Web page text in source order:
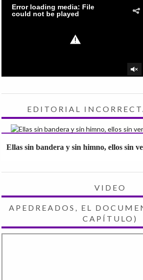
EDITORIAL
Ellas sin bandera y sin himno, ellos sin
VIDEO
APEDREADOS, EL
CAPÍTULO)